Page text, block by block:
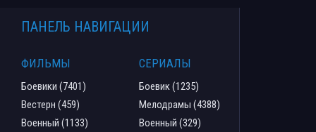
ПАНЕЛЬ НАВИГАЦИИ
ФИЛЬМЫ
Боевики (7401)
Вестерн (459)
Военный (1133)
СЕРИАЛЫ
Боевик (1235)
Мелодрамы (4388)
Военный (329)